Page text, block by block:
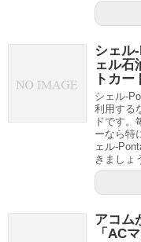
シェル
ェル石
トカー
シェル-
利用する
ドです。
ーなら特
ェル-
きましょ
アコム
「AC